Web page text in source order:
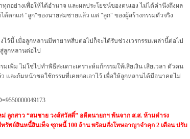
อย่างเพื่อให้ได้อำนาจ และผลประโยชน์ของตนเอง ไม่ได้คำนึงถึงผล
ตกแก่ "ลูก"ของนายสมชายแล้ว แต่ "ลูก" ของผู้สร้างกรรมตัวจริง
ว้นี้ เมื่อลูกหลานมีทายาทสืบต่อไปก็จะได้รับช่วงเวรกรรมเหล่านี้ต่อไป
ลูกหลานต่อไป
เพิ่ม ไม่ใช่ไปทำพิธีสะเดาะเคราะห์แก้กรรมให้เสียเงิน เสียเวลา ตัวคน
และก้มหน้าชดใช้กรรมที่เคยก่อเอาไว้ เพื่อให้ลูกหลานได้มีอนาคตไม่
ลูกสาว “สมชาย วงส์สวัสดิ์” อดีตนายกฯ พ้นจาก ส.ส. ห้ามดำรง
พย์สินหนี้สินเท็จ ซุกหนี้ 100 ล้าน พร้อมสั่งโทษอาญาจำคุก 2 เดือน ปรับ